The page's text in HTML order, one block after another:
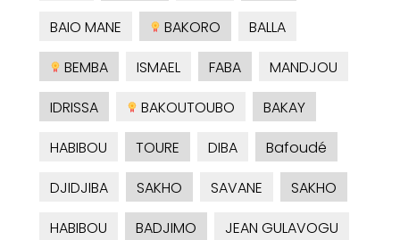
BAIO MANE
BAKORO
BALLA
BEMBA
ISMAEL FABA
MANDJOU
IDRISSA
BAKOUTOUBO
BAKAY
HABIBOU
TOURE DIBA
Bafoudé
DJIDJIBA
SAKHO SAVANE
SAKHO
HABIBOU
BADJIMO
JEAN GULAVOGU